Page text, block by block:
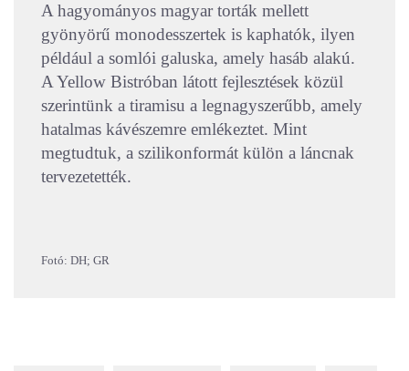
A hagyományos magyar torták mellett
gyönyörű monodesszertek is kaphatók, ilyen
például a somlói galuska, amely hasáb alakú.
A Yellow Bistróban látott fejlesztések közül
szerintünk a tiramisu a legnagyszerűbb, amely
hatalmas kávészemre emlékeztet. Mint
megtudtuk, a szilikonformát külön a láncnak
tervezetették.
Fotó: DH; GR